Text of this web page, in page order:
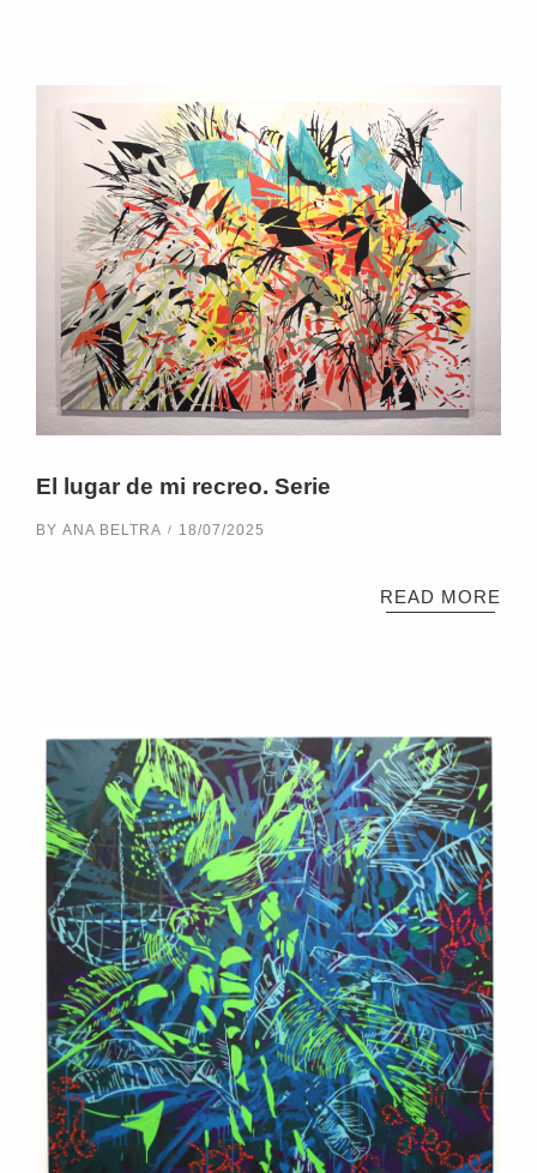
El lugar de mi recreo. Serie
BY ANA BELTRA 18/07/2025
READ MORE